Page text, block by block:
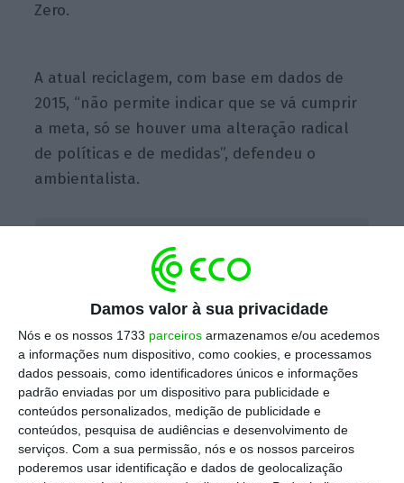
Damos valor à sua privacidade
Nós e os nossos 1733 parceiros armazenamos e/ou acedemos
a informações num dispositivo, como cookies, e processamos
dados pessoais, como identificadores únicos e informações
padrão enviadas por um dispositivo para publicidade e
conteúdos personalizados, medição de publicidade e
conteúdos, pesquisa de audiências e desenvolvimento de
serviços. Com a sua permissão, nós e os nossos parceiros
poderemos usar identificação e dados de geolocalização
Zero.
A atual reciclagem, com base em dados de
2015, “não permite indicar que se vá cumprir
a meta, só se houver uma alteração radical
de políticas e de medidas”, defendeu o
ambientalista.
A Zero analisou informação disponibilizada
pela Agência Portuguesa do Ambiente (APA)
apontando queos materiais reciclados, no
lixo urbano, correspondem a cerca de 74%,
abrangendo orgânicos e materiais como vidro,
papel e cartão, metais e plásticos.